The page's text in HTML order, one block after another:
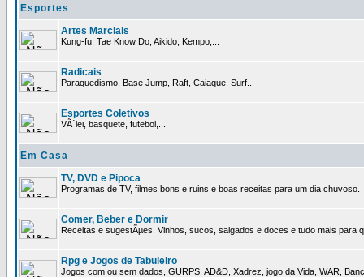
Esportes
Artes Marciais
Kung-fu, Tae Know Do, Aikido, Kempo,...
Radicais
Paraquedismo, Base Jump, Raft, Caiaque, Surf...
Esportes Coletivos
VÃ´lei, basquete, futebol,...
Em Casa
TV, DVD e Pipoca
Programas de TV, filmes bons e ruins e boas receitas para um dia chuvoso.
Comer, Beber e Dormir
Receitas e sugestÃµes. Vinhos, sucos, salgados e doces e tudo mais para
Rpg e Jogos de Tabuleiro
Jogos com ou sem dados, GURPS, AD&D, Xadrez, jogo da Vida, WAR,